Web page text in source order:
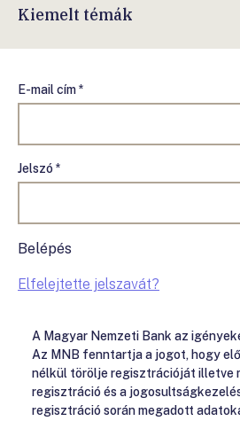
Kiemelt témák
E-mail cím *
Jelszó *
Belépés
Elfelejtette jelszavát?
A Magyar Nemzeti Bank az
Az MNB fenntartja a jogot, hogy
nélkül törölje regisztrációját illetve
regisztráció és a
regisztráció során megadott